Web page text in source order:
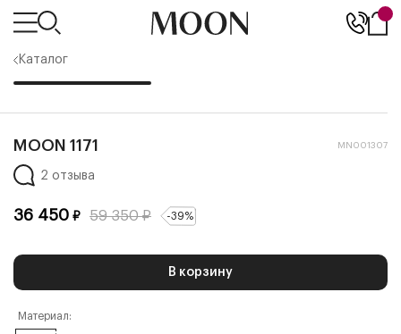
Каталог
MOON 1171 MN001307
2 отзыва
36 450 ₽ 59 350₽ -39%
В корзину
Материал: